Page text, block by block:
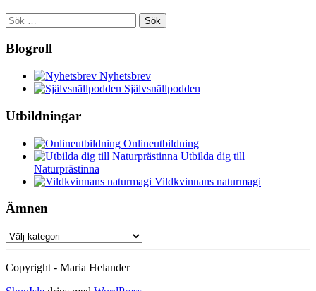
Sök
efter:
Blogroll
Nyhetsbrev
Självsnällpodden
Utbildningar
Onlineutbildning
Utbilda dig till
Naturprästinna
Vildkvinnans naturmagi
Ämnen
Ämnen
Copyright - Maria Helander